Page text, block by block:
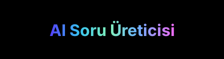
AI Soru Üreticisi